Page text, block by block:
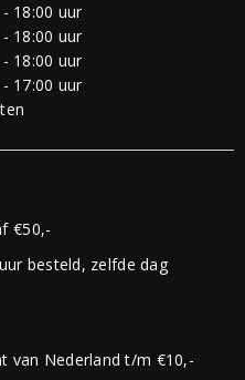
18:00 uur
18:00 uur
18:00 uur
17:00 uur
€50,-
besteld, zelfde dag
van Nederland t/m €10,-